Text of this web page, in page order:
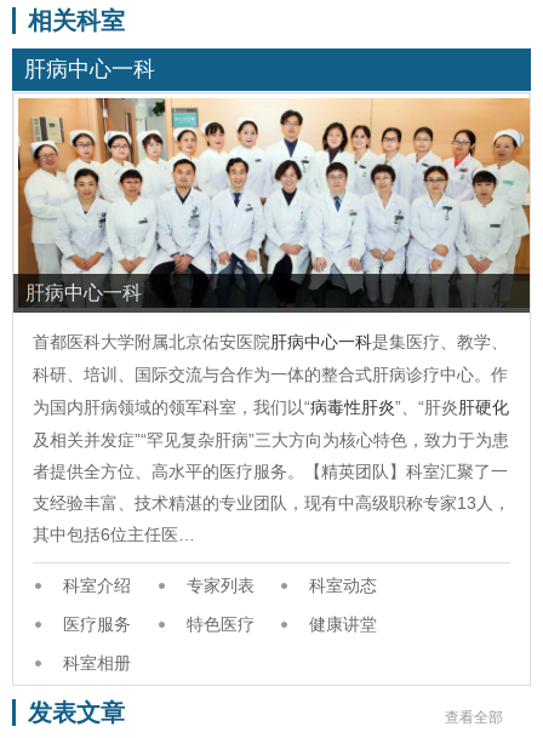
相关科室
肝病中心一科
肝病中心一科
首都医科大学附属北京佑安医院肝病中心一科是集医疗、教学、
科研、培训、国际交流与合作为一体的整合式肝病诊疗中心。作
为国内肝病领域的领军科室，我们以“病毒性肝炎”、“肝炎肝硬化
及相关并发症”“罕见复杂肝病”三大方向为核心特色，致力于为患
者提供全方位、高水平的医疗服务。【精英团队】科室汇聚了一
支经验丰富、技术精湛的专业团队，现有中高级职称专家13人，
其中包括6位主任医…
科室介绍 专家列表
科室动态
医疗服务
特色医疗
健康讲堂
科室相册
查看全部
发表文章